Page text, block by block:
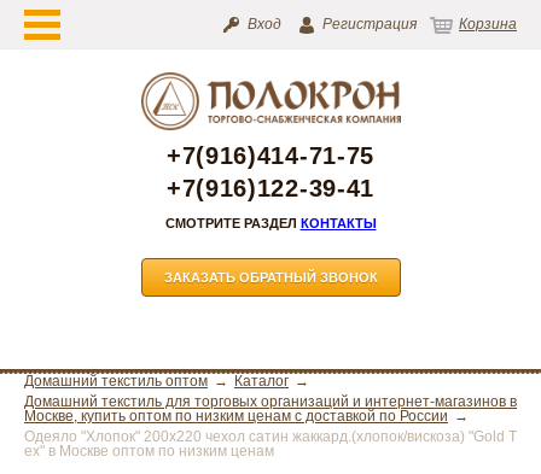
Вход Регистрация Корзина
+7(916)414-71-75
+7(916)122-39-41
СМОТРИТЕ РАЗДЕЛ КОНТАКТЫ
ЗАКАЗАТЬ ОБРАТНЫЙ ЗВОНОК
Домашний текстиль оптом
Каталог
Домашний текстиль для торговых организаций и интернет-магазинов в
Москве, купить оптом по низким ценам с доставкой по России
Одеяло "Хлопок" 200х220 чехол сатин жаккард.(хлопок/вискоза) "Gold T
ex" в Москве оптом по низким ценам